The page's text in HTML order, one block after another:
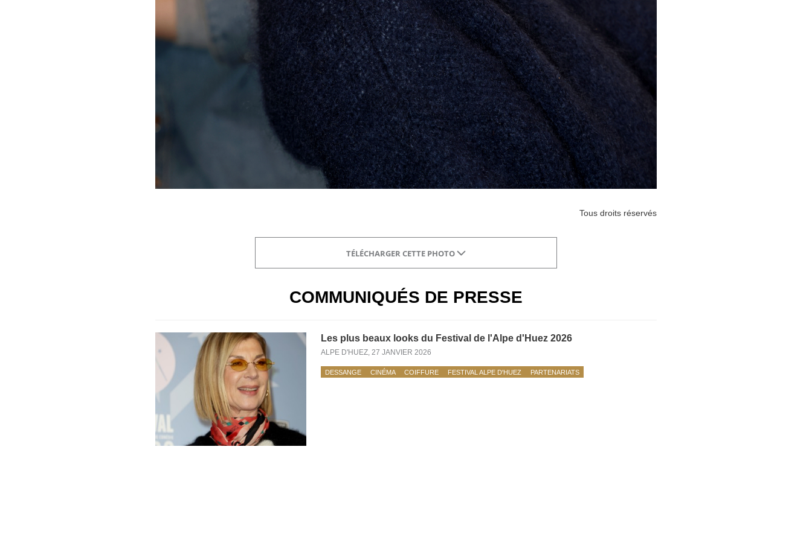
Tous droits réservés
TÉLÉCHARGER CETTE PHOTO
COMMUNIQUÉS DE PRESSE
Les plus beaux looks du Festival de l'Alpe d'Huez 2026
ALPE D'HUEZ, 27 JANVIER 2026
DESSANGE CINÉMA COIFFURE FESTIVAL ALPE D'HUEZ PARTENARIATS